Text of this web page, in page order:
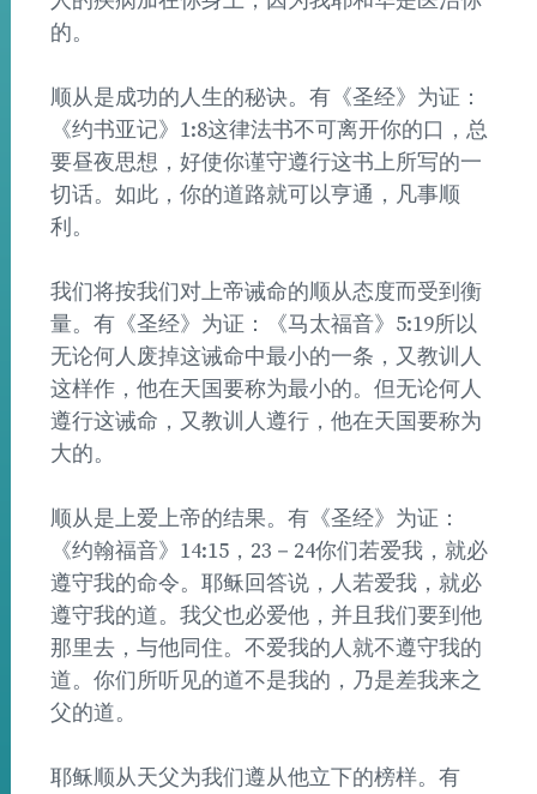
的。
顺从是成功的人生的秘诀。有《圣经》为证：
《约书亚记》1:8这律法书不可离开你的口，总
要昼夜思想，好使你谨守遵行这书上所写的一
切话。如此，你的道路就可以亨通，凡事顺
利。
我们将按我们对上帝诫命的顺从态度而受到衡
量。有《圣经》为证：《马太福音》5:19所以
无论何人废掉这诫命中最小的一条，又教训人
这样作，他在天国要称为最小的。但无论何人
遵行这诫命，又教训人遵行，他在天国要称为
大的。
顺从是上爱上帝的结果。有《圣经》为证：
《约翰福音》14:15，23－24你们若爱我，就必
遵守我的命令。耶稣回答说，人若爱我，就必
遵守我的道。我父也必爱他，并且我们要到他
那里去，与他同住。不爱我的人就不遵守我的
道。你们所听见的道不是我的，乃是差我来之
父的道。
耶稣顺从天父为我们遵从他立下的榜样。有